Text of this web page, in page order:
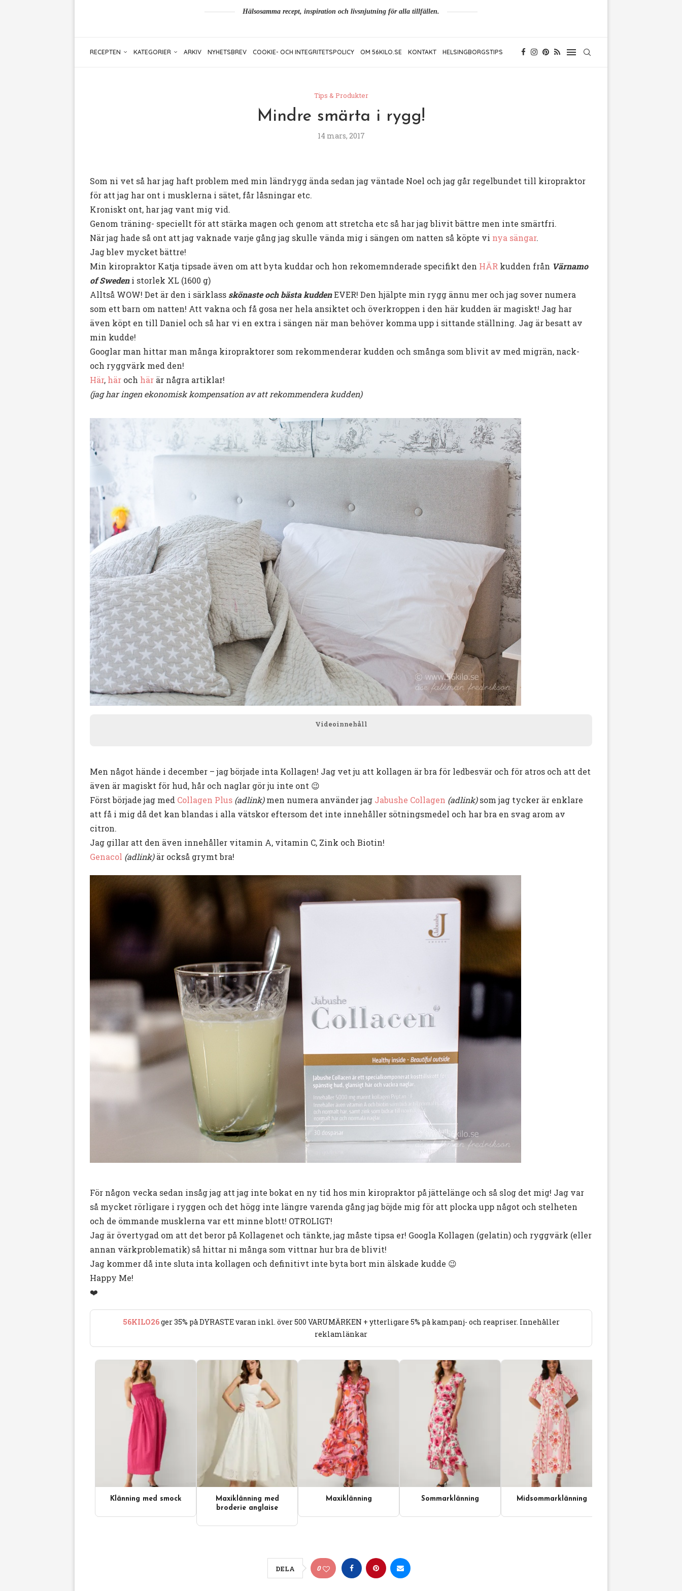
Hälsosamma recept, inspiration och livsnjutning för alla tillfällen.
RECEPTEN KATEGORIER ARKIV NYHETSBREV COOKIE- OCH INTEGRITETSPOLICY OM 56KILO.SE KONTAKT HELSINGBORGSTIPS
Tips & Produkter
Mindre smärta i rygg!
14 mars, 2017
Som ni vet så har jag haft problem med min ländrygg ända sedan jag väntade Noel och jag går regelbundet till kiropraktor
för att jag har ont i musklerna i sätet, får låsningar etc.
Kroniskt ont, har jag vant mig vid.
Genom träning- speciellt för att stärka magen och genom att stretcha etc så har jag blivit bättre men inte smärtfri.
När jag hade så ont att jag vaknade varje gång jag skulle vända mig i sängen om natten så köpte vi nya sängar.
Jag blev mycket bättre!
Min kiropraktor Katja tipsade även om att byta kuddar och hon rekomemnderade specifikt den HÄR kudden från Värnamo
of Swedeni storlek XL (1600 g)
Alltså WOW! Det är den i särklass skönaste och bästa kuddenEVER! Den hjälpte min rygg ännu mer och jag sover numera
som ett barn om natten! Att vakna och få gosa ner hela ansiktet och överkroppen i den här kudden är magiskt! Jag har
även köpt en till Daniel och så har vi en extra i sängen när man behöver komma upp i sittande ställning. Jag är besatt av
min kudde!
Googlar man hittar man många kiropraktorer som rekommenderar kudden och smånga som blivit av med migrän, nack-
och ryggvärk med den!
Här, här och här är några artiklar!
(jag har ingen ekonomisk kompensation av att rekommendera kudden)
Videoinnehåll
Men något hände i december – jag började inta Kollagen! Jag vet ju att kollagen är bra för ledbesvär och för atros och att det
även är magiskt för hud, hår och naglar gör ju inte ont 😉
Först började jag med Collagen Plus (adlink)men numera använder jag Jabushe Collagen (adlink)som jag tycker är enklare
att få i mig då det kan blandas i alla vätskor eftersom det inte innehåller sötningsmedel och har bra en svag arom av
citron.
Jag gillar att den även innehåller vitamin A, vitamin C, Zink och Biotin!
Genacol (adlink)är också grymt bra!
För någon vecka sedan insåg jag att jag inte bokat en ny tid hos min kiropraktor på jättelänge och så slog det mig! Jag var
så mycket rörligare i ryggen och det högg inte längre varenda gång jag böjde mig för att plocka upp något och stelheten
och de ömmande musklerna var ett minne blott! OTROLIGT!
Jag är övertygad om att det beror på Kollagenet och tänkte, jag måste tipsa er! Googla Kollagen (gelatin) och ryggvärk (eller
annan värkproblematik) så hittar ni många som vittnar hur bra de blivit!
Jag kommer då inte sluta inta kollagen och definitivt inte byta bort min älskade kudde 😉
Happy Me!
❤️
56KILO26ger 35% på DYRASTE varan inkl. över 500 VARUMÄRKEN + ytterligare 5% på kampanj- och reapriser. Innehåller
reklamlänkar
Klänning med smock
Maxiklänning med
broderie anglaise
Maxiklänning Sommarklänning Midsommarklänning
DELA 0